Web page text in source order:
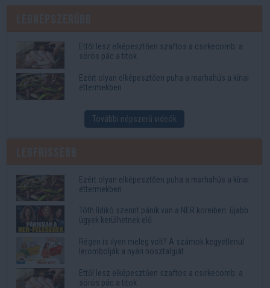
Ettől lesz elképesztően szaftos a csirkecomb: a
sörös pác a titok
Ezért olyan elképesztően puha a marhahús a kínai
éttermekben
További népszerű videók
Ezért olyan elképesztően puha a marhahús a kínai
éttermekben
Tóth Ildikó szerint pánik van a NER köreiben: újabb
ügyek kerülhetnek elő
Régen is ilyen meleg volt? A számok kegyetlenül
lerombolják a nyári nosztalgiát
Ettől lesz elképesztően szaftos a csirkecomb: a
sörös pác a titok